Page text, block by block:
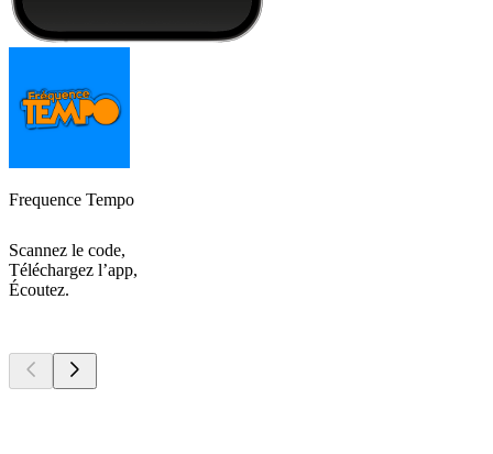
Frequence Tempo
Scannez le code,
Téléchargez l’app,
Écoutez.